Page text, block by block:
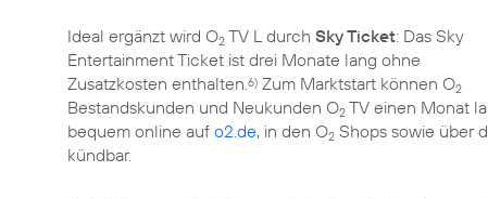
Ideal ergänzt wird O2 TV L durch Sky Ticket: Das Sky
Entertainment Ticket ist drei Monate lang ohne
Zusatzkosten enthalten.6) Zum Marktstart können O2
Bestandskunden und Neukunden O2 TV einen Monat
bequem online auf o2.de, in den O2 Shops sowie über
kündbar.